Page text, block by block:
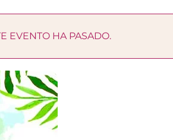
EVENTO HA PASADO.